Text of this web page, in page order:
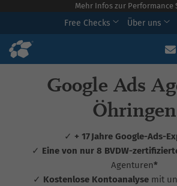
Mehr Infos zur Performance
Free Checks Über uns
Google Ads
Öhringen
✓ + 17 Jahre Google-Ads-
✓ Eine von nur 8 BVDW-
Agenturen*
✓ Kostenlose Kontoanalyse mit